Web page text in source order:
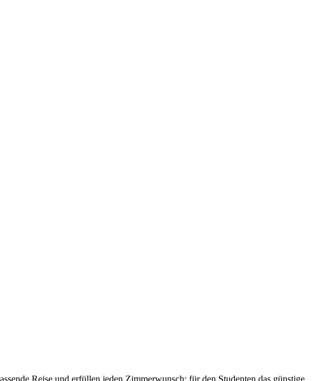
Reise und erfüllen jeden Zimmerwunsch; für den Studenten das günstige